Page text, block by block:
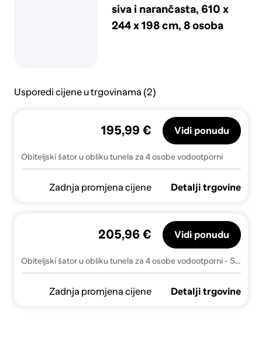
siva i narančasta, 610 x
244 x 198 cm, 8 osoba
Usporedi cijene u trgovinama (2)
Obiteljski šator u obliku tunela za 4 osobe vodootporni
195,99 € Vidi ponudu
Zadnja promjena cijene Detalji trgovine
Obiteljski šator u obliku tunela za 4 osobe vodootporni - Siva 1 1 1
205,96 € Vidi ponudu
Zadnja promjena cijene Detalji trgovine